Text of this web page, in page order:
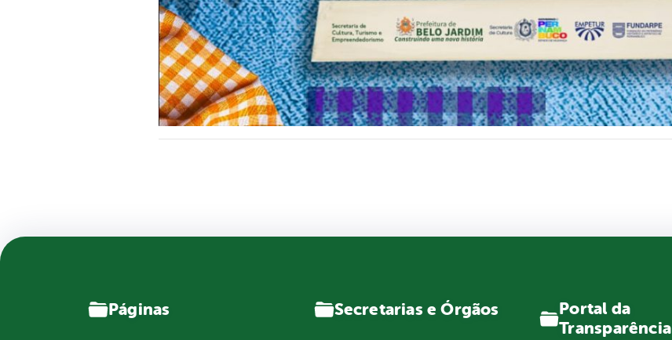
Páginas Secretarias e Órgãos
Portal da
Transparência